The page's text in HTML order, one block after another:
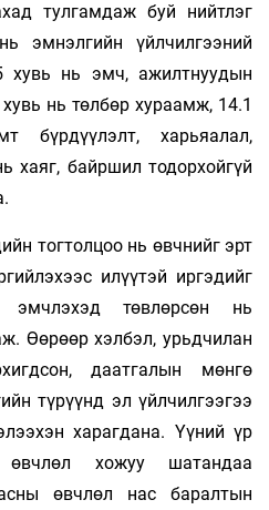
тулгамдаж буй нийтлэг
эмнэлгийн үйлчилгээний
хувь нь эмч, ажилтнуудын
нь төлбөр хураамж, 14.1
бүрдүүлэлт, харьяалал,
хаяг, байршил тодорхойгүй
тогтолцоо нь өвчнийг эрт
илүүтэй иргэдийг
төвлөрсөн нь
Өөрөөр хэлбэл, урьдчилан
даатгалын мөнгө
түрүүнд эл үйлчилгээгээ
харагдана. Үүний үр
хожуу шатандаа
өвчлөл нас баралтын